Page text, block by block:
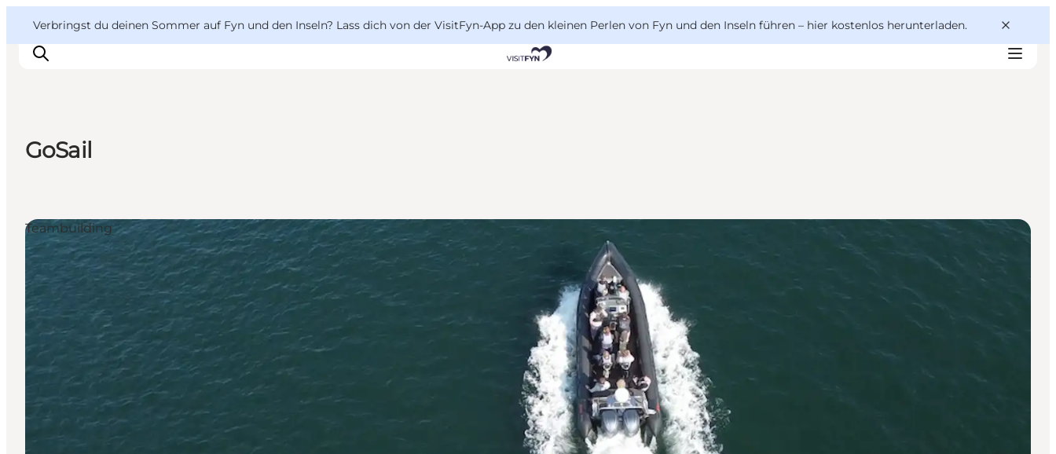
Verbringst du deinen Sommer auf Fyn und den Inseln? Lass dich von der VisitFyn-App zu den kleinen Perlen von Fyn und den Inseln führen – hier kostenlos herunterladen.
Essen & trinken
Übernachtung
VisitFyn
Deutsch
GoSail
Teambuilding